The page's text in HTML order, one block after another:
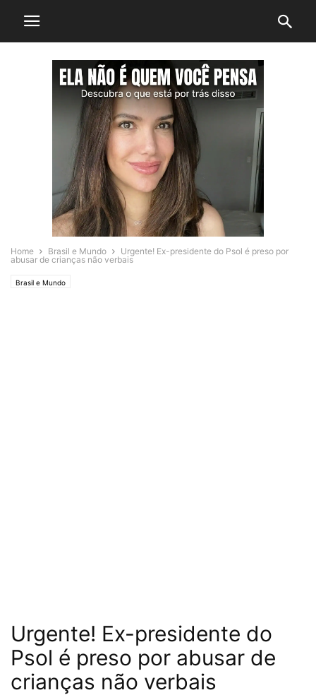
Home Brasil e Mundo
Urgente! Ex-presidente do Psol é preso por
abusar de crianças não verbais
Brasil e Mundo
Urgente! Ex-presidente do
Psol é preso por abusar de
crianças não verbais